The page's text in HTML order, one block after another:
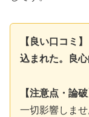
【良い口コミ
込まれた。良心
【注意点・論破
一切影響しま